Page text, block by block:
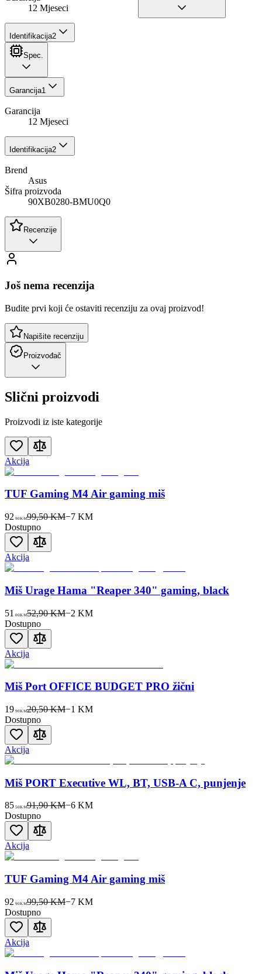
12 Mjeseci
Identifikacija2
Spec.
Garancija1
Garancija
12 Mjeseci
Identifikacija2
Brend
Asus
Šifra proizvoda
90XB0280-BMU0Q0
Recenzije
Još nema recenzija
Budite prvi koji će ostaviti recenziju za ovaj proizvod!
Napišite recenziju
Proizvođač
Slični proizvodi
Proizvodi iz iste kategorije
Akcija
TUF Gaming M4 Air gaming miš
92 90KM99,50 KM−7KM
Dostupno
Akcija
Miš Urage Hama "Reaper 340" gaming, black
51 00KM52,90 KM−2 KM
Dostupno
Akcija
Miš Port OFFICE BUDGET PRO žični
19 90KM20,50 KM−1 KM
Dostupno
Akcija
Miš PORT Executive WL, BT, USB-A C, punjenje
85 50KM91,90 KM−6KM
Dostupno
Akcija
TUF Gaming M4 Air gaming miš
92 90KM99,50 KM−7KM
Dostupno
Akcija